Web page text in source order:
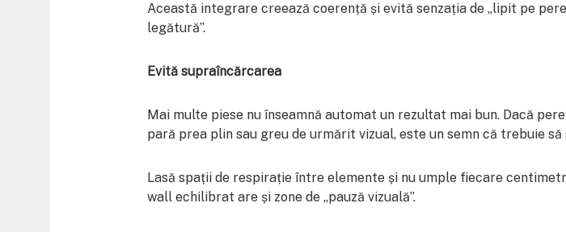
Această integrare creează coerență și evită senzația de „lipit pe
legătură”.
Evită supraîncărcarea
Mai multe piese nu înseamnă automat un rezultat mai bun. Dacă
pară prea plin sau greu de urmărit vizual, este un semn că trebuie
Lasă spații de respirație între elemente și nu umple fiecare
wall echilibrat are și zone de „pauză vizuală”.